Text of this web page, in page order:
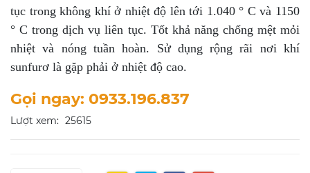
tục trong không khí ở nhiệt độ lên tới 1.040 ° C và 1150
° C trong dịch vụ liên tục. Tốt khả năng chống mệt mỏi
nhiệt và nóng tuần hoàn. Sử dụng rộng rãi nơi khí
sunfurơ là gặp phải ở nhiệt độ cao.
Gọi ngay: 0933.196.837
Lượt xem: 25615